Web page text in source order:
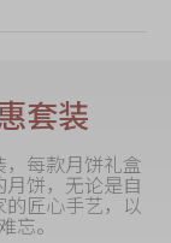
套装
每款月饼礼盒
饼，无论是自
匠心手艺，以
忘。